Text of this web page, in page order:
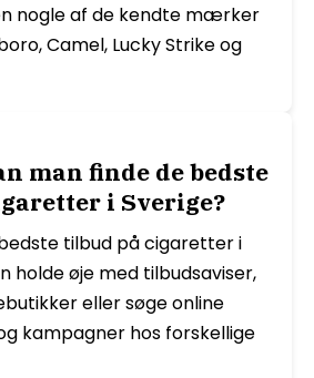
nogle af de kendte mærker
Camel, Lucky Strike og
man finde de bedste
i Sverige?
tilbud på cigaretter i
holde øje med tilbudsaviser,
eller søge online
kampagner hos forskellige